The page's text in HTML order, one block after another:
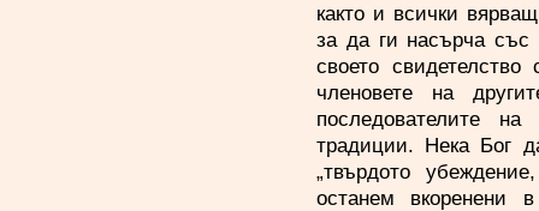
както и всички
за да ги насърча
своето
членовете на
последователите
традиции. Нека Бог
„твърдото
останем вкоренени